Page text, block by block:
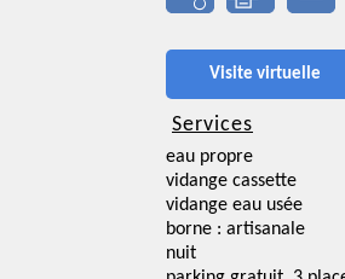
Visite virtuelle
Services
eau propre
vidange cassette
vidange eau usée
borne : artisanale
nuit